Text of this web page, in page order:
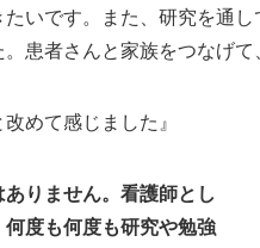
いです。また、研究を通し
患者さんと家族をつなげて
めて感じました』
りません。看護師とし
度も何度も研究や勉強